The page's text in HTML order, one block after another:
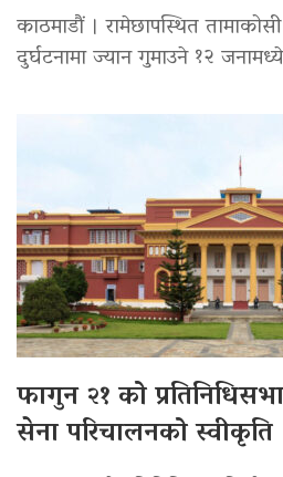
काठमाडौं । रामेछापस्थित
दुर्घटनामा ज्यान गुमाउने १२
फागुन २१ को
सेना परिचालनको स्वीकृति